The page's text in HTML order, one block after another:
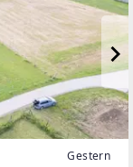
Gestern